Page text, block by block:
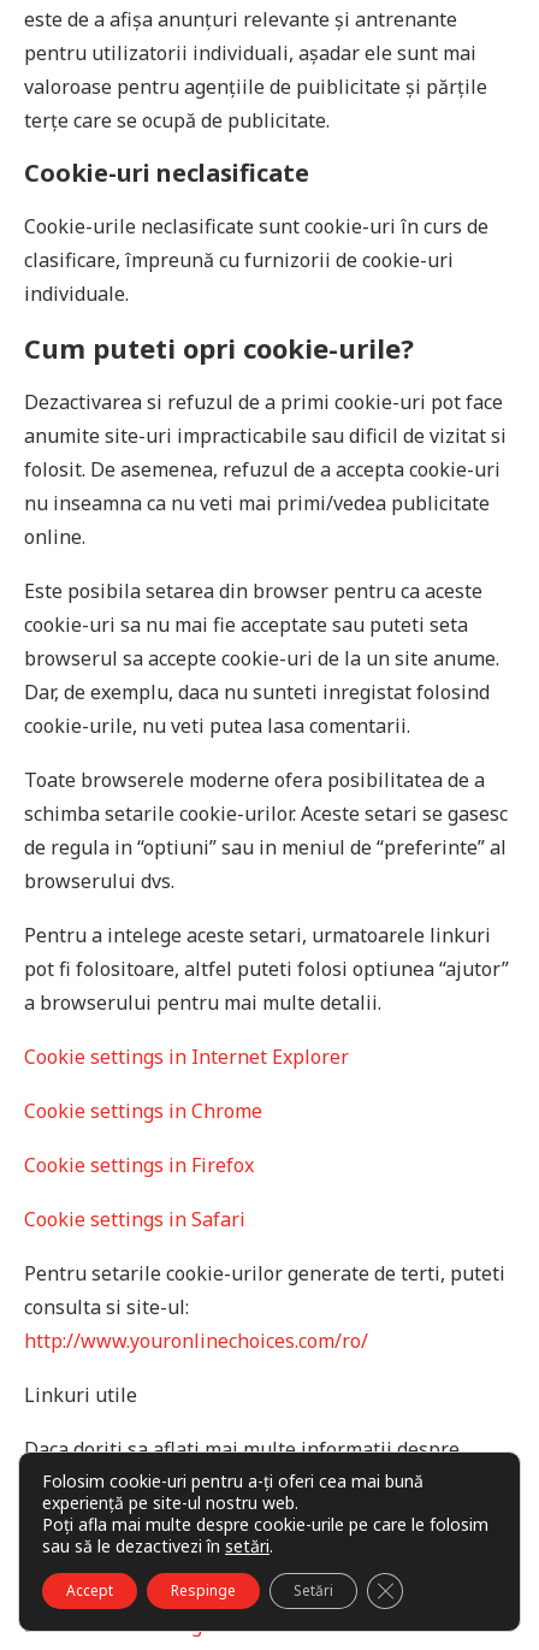
este de a afişa anunţuri relevante şi antrenante
pentru utilizatorii individuali, aşadar ele sunt mai
valoroase pentru agenţiile de puiblicitate şi părţile
terţe care se ocupă de publicitate.
Cookie-uri neclasificate
Cookie-urile neclasificate sunt cookie-uri în curs de
clasificare, împreună cu furnizorii de cookie-uri
individuale.
Cum puteti opri cookie-urile?
Dezactivarea si refuzul de a primi cookie-uri pot face
anumite site-uri impracticabile sau dificil de vizitat si
folosit. De asemenea, refuzul de a accepta cookie-uri
nu inseamna ca nu veti mai primi/vedea publicitate
online.
Este posibila setarea din browser pentru ca aceste
cookie-uri sa nu mai fie acceptate sau puteti seta
browserul sa accepte cookie-uri de la un site anume.
Dar, de exemplu, daca nu sunteti inregistat folosind
cookie-urile, nu veti putea lasa comentarii.
Toate browserele moderne ofera posibilitatea de a
schimba setarile cookie-urilor. Aceste setari se gasesc
de regula in “optiuni” sau in meniul de “preferinte” al
browserului dvs.
Pentru a intelege aceste setari, urmatoarele linkuri
pot fi folositoare, altfel puteti folosi optiunea “ajutor”
a browserului pentru mai multe detalii.
Cookie settings in Internet Explorer
Cookie settings in Chrome
Cookie settings in Firefox
Cookie settings in Safari
Pentru setarile cookie-urilor generate de terti, puteti
consulta si site-ul:
http://www.youronlinechoices.com/ro/
Linkuri utile
Daca doriti sa aflati mai multe informatii despre
cookie-uri si la ce sunt utilizate, recomandam
urmatoarele linkuri:
All About Cookies
Microsoft Cookies guide
Folosim cookie-uri pentru a-ți oferi cea mai bună
experiență pe site-ul nostru web.
Poți afla mai multe despre cookie-urile pe care le folosim
sau să le dezactivezi în setări.
Accept Respinge Setări CLOSE GDPR